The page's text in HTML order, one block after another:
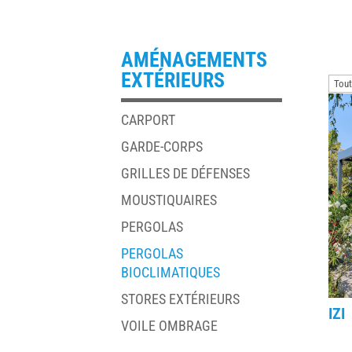
AMÉNAGEMENTS
EXTÉRIEURS
CARPORT
GARDE-CORPS
GRILLES DE DÉFENSES
MOUSTIQUAIRES
PERGOLAS
PERGOLAS
BIOCLIMATIQUES
STORES EXTÉRIEURS
VOILE OMBRAGE
IZI